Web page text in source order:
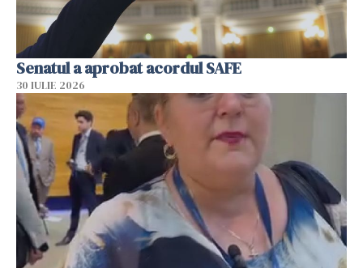
Senatul a aprobat acordul SAFE
30 IULIE 2026